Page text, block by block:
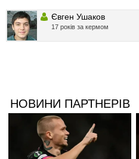
Євген Ушаков
17 років за кермом